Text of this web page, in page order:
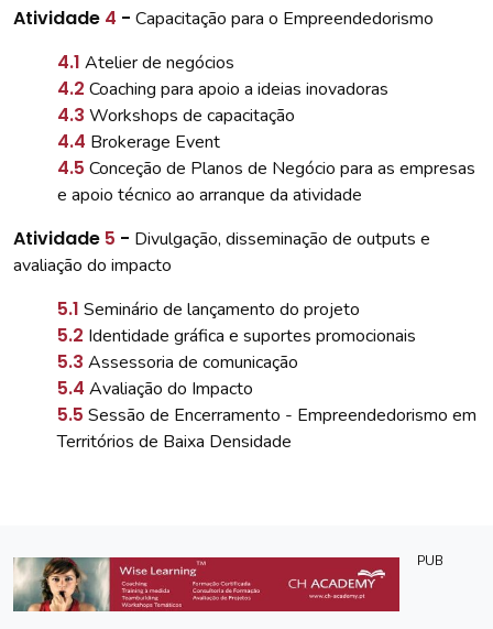
Atividade 4 - Capacitação para o Empreendedorismo
4.1 Atelier de negócios
4.2 Coaching para apoio a ideias inovadoras
4.3 Workshops de capacitação
4.4 Brokerage Event
4.5 Conceção de Planos de Negócio para as empresas
e apoio técnico ao arranque da atividade
Atividade 5 - Divulgação, disseminação de outputs e
avaliação do impacto
5.1 Seminário de lançamento do projeto
5.2 Identidade gráfica e suportes promocionais
5.3 Assessoria de comunicação
5.4 Avaliação do Impacto
5.5 Sessão de Encerramento - Empreendedorismo em
Territórios de Baixa Densidade
PUB